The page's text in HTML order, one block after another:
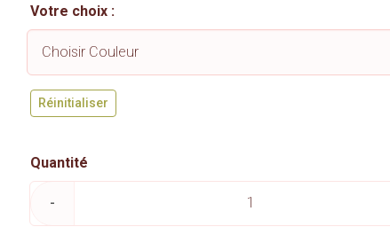
Votre choix :
Réinitialiser
Quantité
-